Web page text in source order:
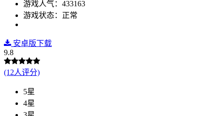
游戏人气：433163
游戏状态：正常
安卓版下载
9.8
(12人评分)
5星
4星